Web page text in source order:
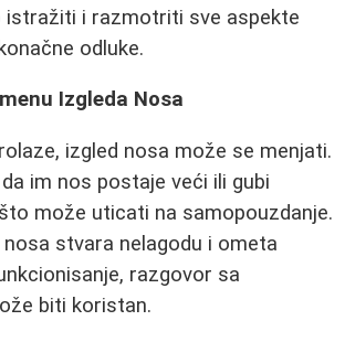
istražiti i razmotriti sve aspekte
odluke.
Izgleda Nosa
izgled nosa može se menjati.
im nos postaje veći ili gubi
može uticati na samopouzdanje.
stvara nelagodu i ometa
razgovor sa
biti koristan.